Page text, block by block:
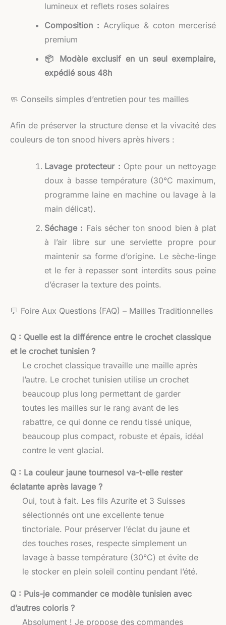
lumineux et reflets roses solaires
Composition : Acrylique & coton mercerisé
premium
📦 Modèle exclusif en un seul exemplaire,
expédié sous 48h
🧼 Conseils simples d’entretien pour tes mailles
Afin de préserver la structure dense et la vivacité des
couleurs de ton snood hivers après hivers :
Lavage protecteur : Opte pour un nettoyage
doux à basse température (30°C maximum,
programme laine en machine ou lavage à la
main délicat).
Séchage : Fais sécher ton snood bien à plat
à l’air libre sur une serviette propre pour
maintenir sa forme d’origine. Le sèche-linge
et le fer à repasser sont interdits sous peine
d’écraser la texture des points.
💬 Foire Aux Questions (FAQ) – Mailles Traditionnelles
Q : Quelle est la différence entre le crochet classique
et le crochet tunisien ?
Le crochet classique travaille une maille après
l’autre. Le crochet tunisien utilise un crochet
beaucoup plus long permettant de garder
toutes les mailles sur le rang avant de les
rabattre, ce qui donne ce rendu tissé unique,
beaucoup plus compact, robuste et épais, idéal
contre le vent glacial.
Q : La couleur jaune tournesol va-t-elle rester
éclatante après lavage ?
Oui, tout à fait. Les fils Azurite et 3 Suisses
sélectionnés ont une excellente tenue
tinctoriale. Pour préserver l’éclat du jaune et
des touches roses, respecte simplement un
lavage à basse température (30°C) et évite de
le stocker en plein soleil continu pendant l’été.
Q : Puis-je commander ce modèle tunisien avec
d’autres coloris ?
Absolument ! Je propose des commandes